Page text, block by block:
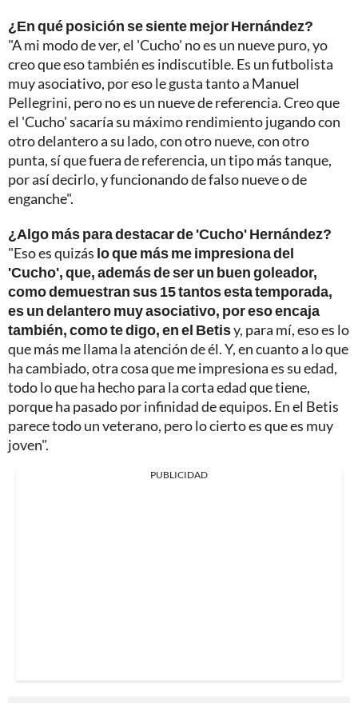
¿En qué posición se siente mejor Hernández?
"A mi modo de ver, el 'Cucho' no es un nueve puro, yo
creo que eso también es indiscutible. Es un futbolista
muy asociativo, por eso le gusta tanto a Manuel
Pellegrini, pero no es un nueve de referencia. Creo que
el 'Cucho' sacaría su máximo rendimiento jugando con
otro delantero a su lado, con otro nueve, con otro
punta, sí que fuera de referencia, un tipo más tanque,
por así decirlo, y funcionando de falso nueve o de
enganche".
¿Algo más para destacar de 'Cucho' Hernández?
"Eso es quizás lo que más me impresiona del
'Cucho', que, además de ser un buen goleador,
como demuestran sus 15 tantos esta temporada,
es un delantero muy asociativo, por eso encaja
también, como te digo, en el Betisy, para mí, eso es lo
que más me llama la atención de él. Y, en cuanto a lo que
ha cambiado, otra cosa que me impresiona es su edad,
todo lo que ha hecho para la corta edad que tiene,
porque ha pasado por infinidad de equipos. En el Betis
parece todo un veterano, pero lo cierto es que es muy
joven".
PUBLICIDAD